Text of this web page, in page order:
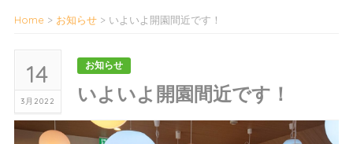
Home > お知らせ> いよいよ開園間近です！
14
3月2022
お知らせ
いよいよ開園間近です！